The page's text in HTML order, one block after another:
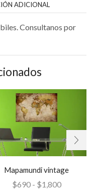
ADICIONAL
Consultanos por
Mapamundi vintage
$690 - $1,800